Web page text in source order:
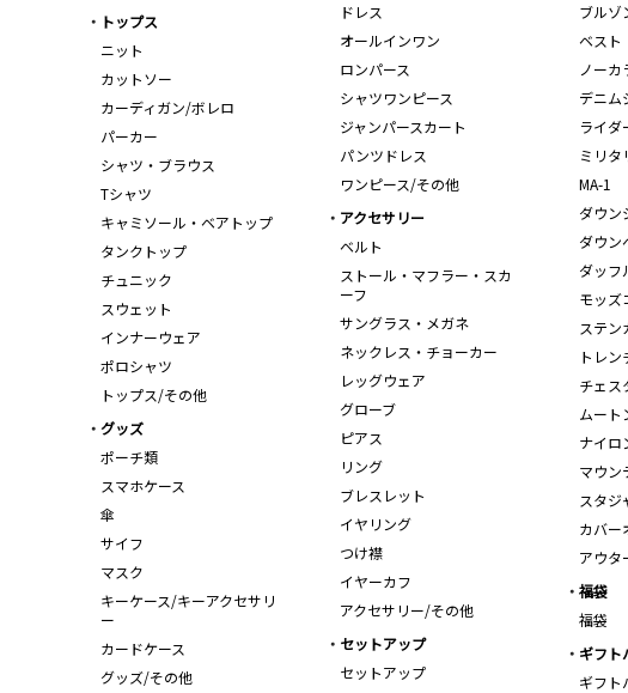
トップス
ニット
カットソー
カーディガン/ボレロ
パーカー
シャツ・ブラウス
Tシャツ
キャミソール・ベアトップ
タンクトップ
チュニック
スウェット
インナーウェア
ポロシャツ
トップス/その他
ドレス
オールインワン
ロンパース
シャツワンピース
ジャンパースカート
パンツドレス
ワンピース/その他
ブルゾ
ベスト
ノーカ
デニム
ライダ
ミリタ
MA-1
ダウン
ダウン
ダッフ
モッズ
ステン
トレン
チェス
ムート
ナイロ
マウン
スタジ
カバー
アウタ
アクセサリー
ベルト
ストール・マフラー・スカ
ーフ
サングラス・メガネ
ネックレス・チョーカー
レッグウェア
グローブ
ピアス
リング
ブレスレット
イヤリング
つけ襟
イヤーカフ
アクセサリー/その他
グッズ
ポーチ類
スマホケース
傘
サイフ
マスク
キーケース/キーアクセサリ
ー
カードケース
グッズ/その他
福袋
福袋
セットアップ
セットアップ
ギフト
ギフト